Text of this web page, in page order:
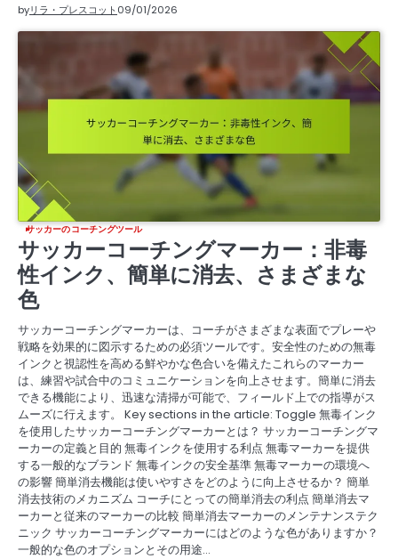
byリラ・プレスコット09/01/2026
サッカーのコーチングツール
サッカーコーチングマーカー：非毒
性インク、簡単に消去、さまざまな
色
サッカーコーチングマーカーは、コーチがさまざまな表面でプレーや
戦略を効果的に図示するための必須ツールです。安全性のための無毒
インクと視認性を高める鮮やかな色合いを備えたこれらのマーカー
は、練習や試合中のコミュニケーションを向上させます。簡単に消去
できる機能により、迅速な清掃が可能で、フィールド上での指導がス
ムーズに行えます。 Key sections in the article: Toggle 無毒インク
を使用したサッカーコーチングマーカーとは？ サッカーコーチングマ
ーカーの定義と目的 無毒インクを使用する利点 無毒マーカーを提供
する一般的なブランド 無毒インクの安全基準 無毒マーカーの環境へ
の影響 簡単消去機能は使いやすさをどのように向上させるか？ 簡単
消去技術のメカニズム コーチにとっての簡単消去の利点 簡単消去マ
ーカーと従来のマーカーの比較 簡単消去マーカーのメンテナンステク
ニック サッカーコーチングマーカーにはどのような色がありますか？
一般的な色のオプションとその用途…